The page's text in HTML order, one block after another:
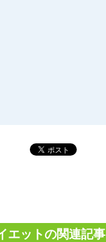
エットの関連記事